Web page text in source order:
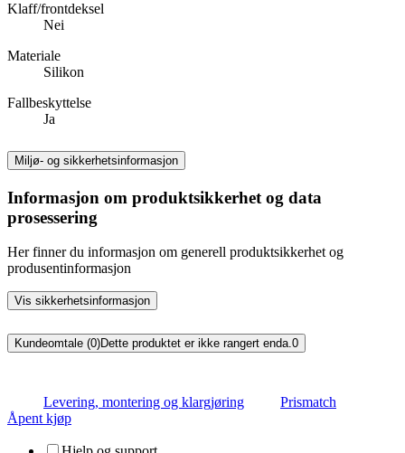
Klaff/frontdeksel
Nei
Materiale
Silikon
Fallbeskyttelse
Ja
Miljø- og sikkerhetsinformasjon
Informasjon om produktsikkerhet og data
prosessering
Her finner du informasjon om generell produktsikkerhet og
produsentinformasjon
Vis sikkerhetsinformasjon
Kundeomtale (0)Dette produktet er ikke rangert enda.0
Levering, montering og klargjøring
Prismatch
Åpent kjøp